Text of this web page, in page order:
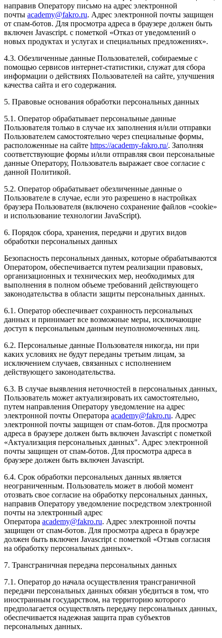
направив Оператору письмо на адрес электронной
почты academy@fakro.ru. Адрес электронной почты защищен
от спам-ботов. Для просмотра адреса в браузере должен быть
включен Javascript. с пометкой «Отказ от уведомлений о
новых продуктах и услугах и специальных предложениях».
4.3. Обезличенные данные Пользователей, собираемые с
помощью сервисов интернет-статистики, служат для сбора
информации о действиях Пользователей на сайте, улучшения
качества сайта и его содержания.
5. Правовые основания обработки персональных данных
5.1. Оператор обрабатывает персональные данные
Пользователя только в случае их заполнения и/или отправки
Пользователем самостоятельно через специальные формы,
расположенные на сайте https://academy-fakro.ru/. Заполняя
соответствующие формы и/или отправляя свои персональные
данные Оператору, Пользователь выражает свое согласие с
данной Политикой.
5.2. Оператор обрабатывает обезличенные данные о
Пользователе в случае, если это разрешено в настройках
браузера Пользователя (включено сохранение файлов «cookie»
и использование технологии JavaScript).
6. Порядок сбора, хранения, передачи и других видов
обработки персональных данных
Безопасность персональных данных, которые обрабатываются
Оператором, обеспечивается путем реализации правовых,
организационных и технических мер, необходимых для
выполнения в полном объеме требований действующего
законодательства в области защиты персональных данных.
6.1. Оператор обеспечивает сохранность персональных
данных и принимает все возможные меры, исключающие
доступ к персональным данным неуполномоченных лиц.
6.2. Персональные данные Пользователя никогда, ни при
каких условиях не будут переданы третьим лицам, за
исключением случаев, связанных с исполнением
действующего законодательства.
6.3. В случае выявления неточностей в персональных данных,
Пользователь может актуализировать их самостоятельно,
путем направления Оператору уведомление на адрес
электронной почты Оператора academy@fakro.ru. Адрес
электронной почты защищен от спам-ботов. Для просмотра
адреса в браузере должен быть включен Javascript с пометкой
«Актуализация персональных данных". Адрес электронной
почты защищен от спам-ботов. Для просмотра адреса в
браузере должен быть включен Javascript.
6.4. Срок обработки персональных данных является
неограниченным. Пользователь может в любой момент
отозвать свое согласие на обработку персональных данных,
направив Оператору уведомление посредством электронной
почты на электронный адрес
Оператора academy@fakro.ru. Адрес электронной почты
защищен от спам-ботов. Для просмотра адреса в браузере
должен быть включен Javascript с пометкой «Отзыв согласия
на обработку персональных данных».
7. Трансграничная передача персональных данных
7.1. Оператор до начала осуществления трансграничной
передачи персональных данных обязан убедиться в том, что
иностранным государством, на территорию которого
предполагается осуществлять передачу персональных данных,
обеспечивается надежная защита прав субъектов
персональных данных.